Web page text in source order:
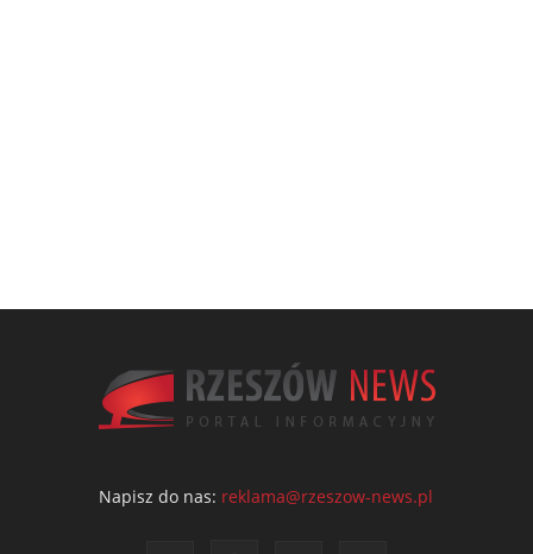
Napisz do nas: reklama@rzeszow-news.pl